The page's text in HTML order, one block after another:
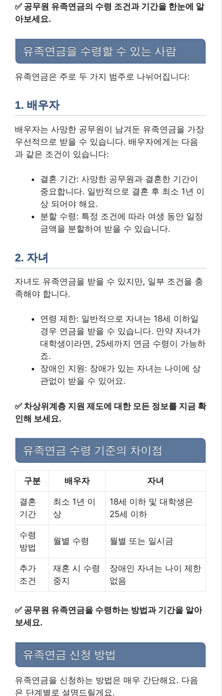
✅ 공무원 유족연금의 수령 조건과 기간을 한눈에 알
아보세요.
유족연금을 수령할 수 있는 사람
유족연금은 주로 두 가지 범주로 나뉘어집니다:
1. 배우자
배우자는 사망한 공무원이 남겨둔 유족연금을 가장
우선적으로 받을 수 있습니다. 배우자에게는 다음
과 같은 조건이 있습니다:
결혼 기간: 사망한 공무원과 결혼한 기간이
중요합니다. 일반적으로 결혼 후 최소 1년 이
상 되어야 해요.
분할 수령: 특정 조건에 따라 여생 동안 일정
금액을 분할하여 받을 수 있습니다.
2. 자녀
자녀도 유족연금을 받을 수 있지만, 일부 조건을 충
족해야 합니다.
연령 제한: 일반적으로 자녀는 18세 이하일
경우 연금을 받을 수 있습니다. 만약 자녀가
대학생이라면, 25세까지 연금 수령이 가능하
죠.
장애인 지원: 장애가 있는 자녀는 나이에 상
관없이 받을 수 있어요.
✅ 차상위계층 지원 제도에 대한 모든 정보를 지금 확
인해 보세요.
유족연금 수령 기준의 차이점
구분 배우자 자녀
결혼
기간
최소 1년 이
상
18세 이하 및 대학생은
25세 이하
수령
방법
월별 수령 월별 또는 일시금
추가
조건
재혼 시 수령
중지
장애인 자녀는 나이 제한
없음
✅ 공무원 유족연금을 수령하는 방법과 기간을 알아
보세요.
유족연금 신청 방법
유족연금을 신청하는 방법은 매우 간단해요. 다음
은 단계별로 설명드릴게요.